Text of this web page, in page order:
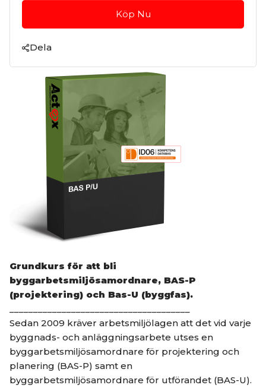
Grundkurs för att bli
byggarbetsmiljösamordnare, BAS-P
(projektering) och Bas-U (byggfas).
Sedan 2009 kräver arbetsmiljölagen att det vid varje
byggnads- och anläggningsarbete utses en
byggarbetsmiljösamordnare för projektering och
planering (BAS-P) samt en
byggarbetsmiljösamordnare för utförandet (BAS-U).
Köp Nu
Dela